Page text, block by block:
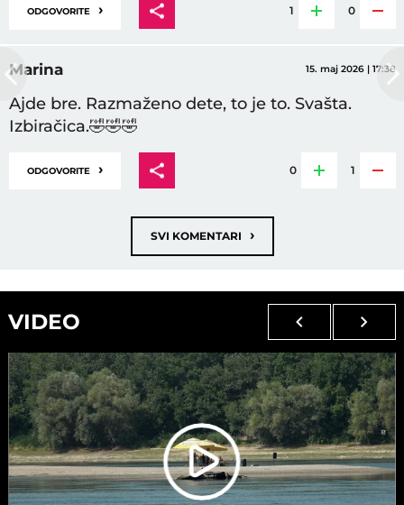
ODGOVORITE › 1 0
Marina 15. maj 2026 | 17:38
Ajde bre. Razmaženo dete, to je to. Svašta.
Izbiračica.🤣🤣🤣
ODGOVORITE › 0 1
SVI KOMENTARI ›
VIDEO